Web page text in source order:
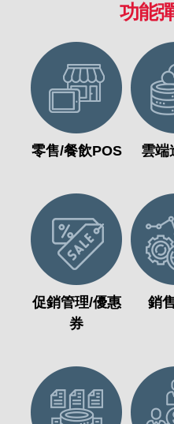
功能
零售/餐飲POS 雲端
促銷管理/優惠
券
銷